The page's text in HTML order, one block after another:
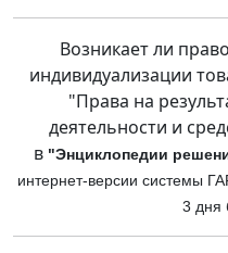
Возникает ли
индивидуализации
"Права на
деятельности и
в "Энциклопедии
интернет-версии системы
3 дня